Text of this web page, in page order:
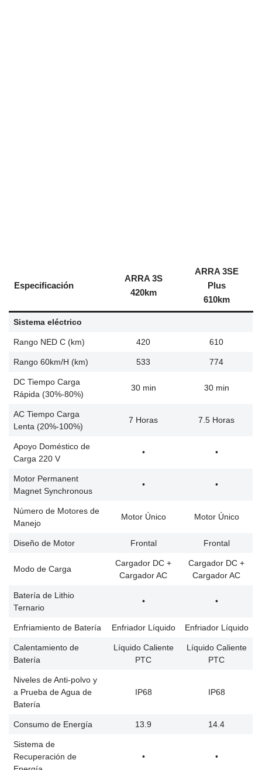
Especificación
ARRA 3S
420km
ARRA 3SE
Plus
610km
Sistema eléctrico
Rango NED C (km) 420 610
Rango 60km/H (km) 533 774
DC Tiempo Carga
Rápida (30%-80%)
30 min 30 min
AC Tiempo Carga
Lenta (20%-100%)
7 Horas 7.5 Horas
Apoyo Doméstico de
Carga 220 V
• •
Motor Permanent
Magnet Synchronous
• •
Número de Motores de
Manejo
Motor Único Motor Único
Diseño de Motor Frontal Frontal
Modo de Carga
Cargador DC +
Cargador AC
Cargador DC +
Cargador AC
Batería de Lithio
Ternario
• •
Enfriamiento de Batería Enfriador Líquido Enfriador Líquido
Calentamiento de
Batería
Líquido Caliente
PTC
Líquido Caliente
PTC
Niveles de Anti-polvo y
a Prueba de Agua de
Batería
IP68 IP68
Consumo de Energía 13.9 14.4
Sistema de
Recuperación de
• •